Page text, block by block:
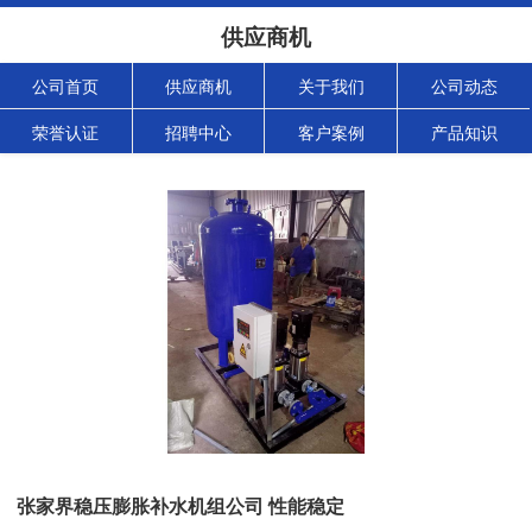
供应商机
公司首页 供应商机 关于我们 公司动态
荣誉认证 招聘中心 客户案例 产品知识
张家界稳压膨胀补水机组公司 性能稳定